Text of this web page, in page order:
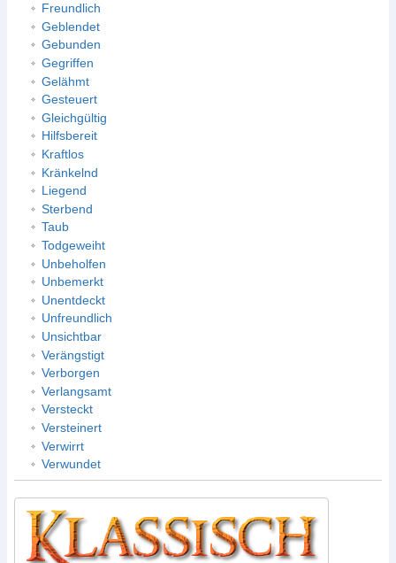
Freundlich
Geblendet
Gebunden
Gegriffen
Gelähmt
Gesteuert
Gleichgültig
Hilfsbereit
Kraftlos
Kränkelnd
Liegend
Sterbend
Taub
Todgeweiht
Unbeholfen
Unbemerkt
Unentdeckt
Unfreundlich
Unsichtbar
Verängstigt
Verborgen
Verlangsamt
Versteckt
Versteinert
Verwirrt
Verwundet